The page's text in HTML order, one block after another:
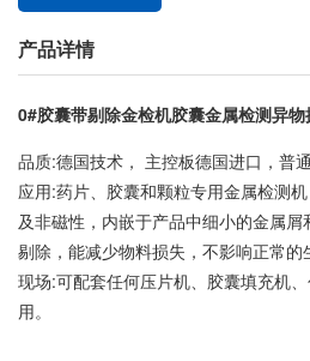
产品详情
0#胶囊带剔除金检机胶囊金属检测异
品质:德国技术， 主控板德国进口，普
应用:药片、胶囊和颗粒专用金属检测
及非磁性，内嵌于产品中细小的金属
剔除，能减少物料损失，不影响正常的
现场:可配套任何压片机、胶囊填充机
用。